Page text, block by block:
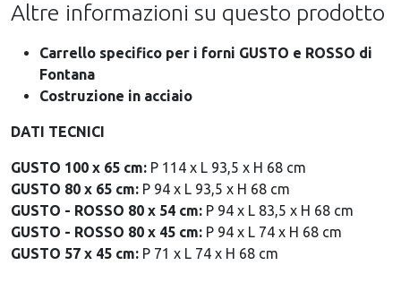
Altre informazioni su questo prodotto
Carrello specifico per i forni GUSTO e ROSSO di
Fontana
Costruzione in acciaio
DATI TECNICI
GUSTO 100 x 65 cm: P 114 x L 93,5 x H 68 cm
GUSTO 80 x 65 cm: P 94 x L 93,5 x H 68 cm
GUSTO - ROSSO 80 x 54 cm: P 94 x L 83,5 x H 68 cm
GUSTO - ROSSO 80 x 45 cm: P 94 x L 74 x H 68 cm
GUSTO 57 x 45 cm: P 71 x L 74 x H 68 cm